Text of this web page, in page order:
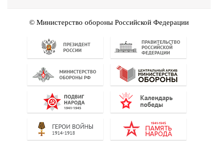
© Министерство обороны Российской Федерации